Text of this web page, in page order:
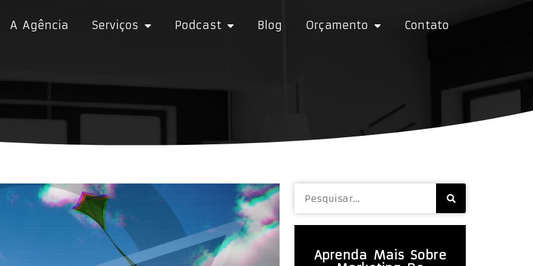
A Agência Serviços Podcast Blog Orçamento Contato
Aprenda Mais Sobre